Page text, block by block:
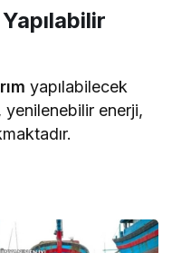
yapılabilecek
yenilenebilir enerji,